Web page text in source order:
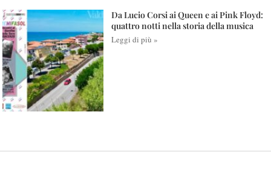
Da Lucio Corsi ai Queen e ai Pink Floyd:
quattro notti nella storia della musica
Leggi di più »